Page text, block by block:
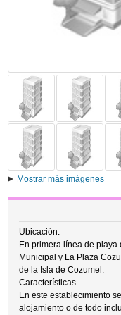
Mostrar más imágenes
Ubicación.
En primera línea de
Municipal y La Plaza
de la Isla de Cozumel.
Características.
En este establecimiento
alojamiento o de todo